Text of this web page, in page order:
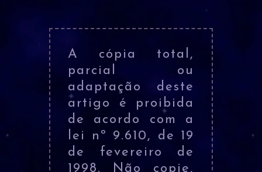
A cópia total,
parcial ou
adaptação deste
artigo é proibida
de acordo com a
lei nº 9.610, de 19
de fevereiro de
1998. Não copie,